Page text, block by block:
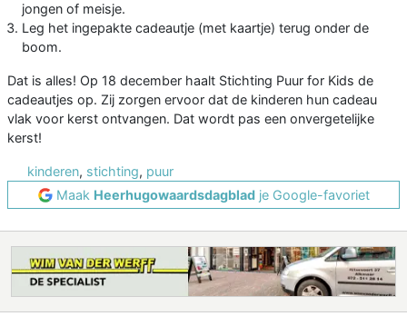
jongen of meisje.
Leg het ingepakte cadeautje (met kaartje) terug onder de
boom.
Dat is alles! Op 18 december haalt Stichting Puur for Kids de
cadeautjes op. Zij zorgen ervoor dat de kinderen hun cadeau
vlak voor kerst ontvangen. Dat wordt pas een onvergetelijke
kerst!
kinderen, stichting, puur
Maak Heerhugowaardsdagbladje Google-favoriet